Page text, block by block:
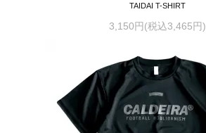
TAIDAI T-SHIRT
3,150円(税込3,465円)